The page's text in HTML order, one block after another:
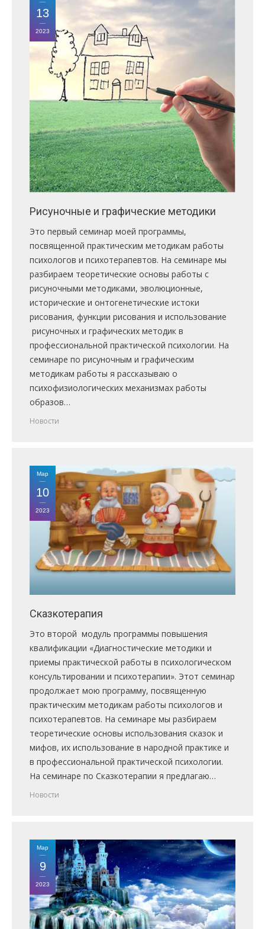
ПРАВИЛА
КОНСУЛЬТИРОВАНИЯ
КОНТАКТЫ
13
2023
Рисуночные и графические методики
Это первый семинар моей программы,
посвященной практическим методикам работы
психологов и психотерапевтов. На семинаре мы
разбираем теоретические основы работы с
рисуночными методиками, эволюционные,
исторические и онтогенетические истоки
рисования, функции рисования и использование
рисуночных и графических методик в
профессиональной практической психологии. На
семинаре по рисуночным и графическим
методикам работы я рассказываю о
психофизиологических механизмах работы
образов…
Новости
Мар
10
2023
Сказкотерапия
Это второй модуль программы повышения
квалификации «Диагностические методики и
приемы практической работы в психологическом
консультировании и психотерапии». Этот семинар
продолжает мою программу, посвященную
практическим методикам работы психологов и
психотерапевтов. На семинаре мы разбираем
теоретические основы использования сказок и
мифов, их использование в народной практике и
в профессиональной практической психологии.
На семинаре по Сказкотерапии я предлагаю…
Новости
Мар
9
2023